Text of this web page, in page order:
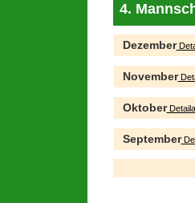
4.
Dezember
November
Oktober
September